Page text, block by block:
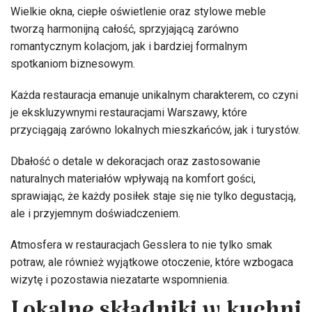
Wielkie okna, ciepłe oświetlenie oraz stylowe meble
tworzą harmonijną całość, sprzyjającą zarówno
romantycznym kolacjom, jak i bardziej formalnym
spotkaniom biznesowym.
Każda restauracja emanuje unikalnym charakterem, co czyni
je ekskluzywnymi restauracjami Warszawy, które
przyciągają zarówno lokalnych mieszkańców, jak i turystów.
Dbałość o detale w dekoracjach oraz zastosowanie
naturalnych materiałów wpływają na komfort gości,
sprawiając, że każdy posiłek staje się nie tylko degustacją,
ale i przyjemnym doświadczeniem.
Atmosfera w restauracjach Gesslera to nie tylko smak
potraw, ale również wyjątkowe otoczenie, które wzbogaca
wizytę i pozostawia niezatarte wspomnienia.